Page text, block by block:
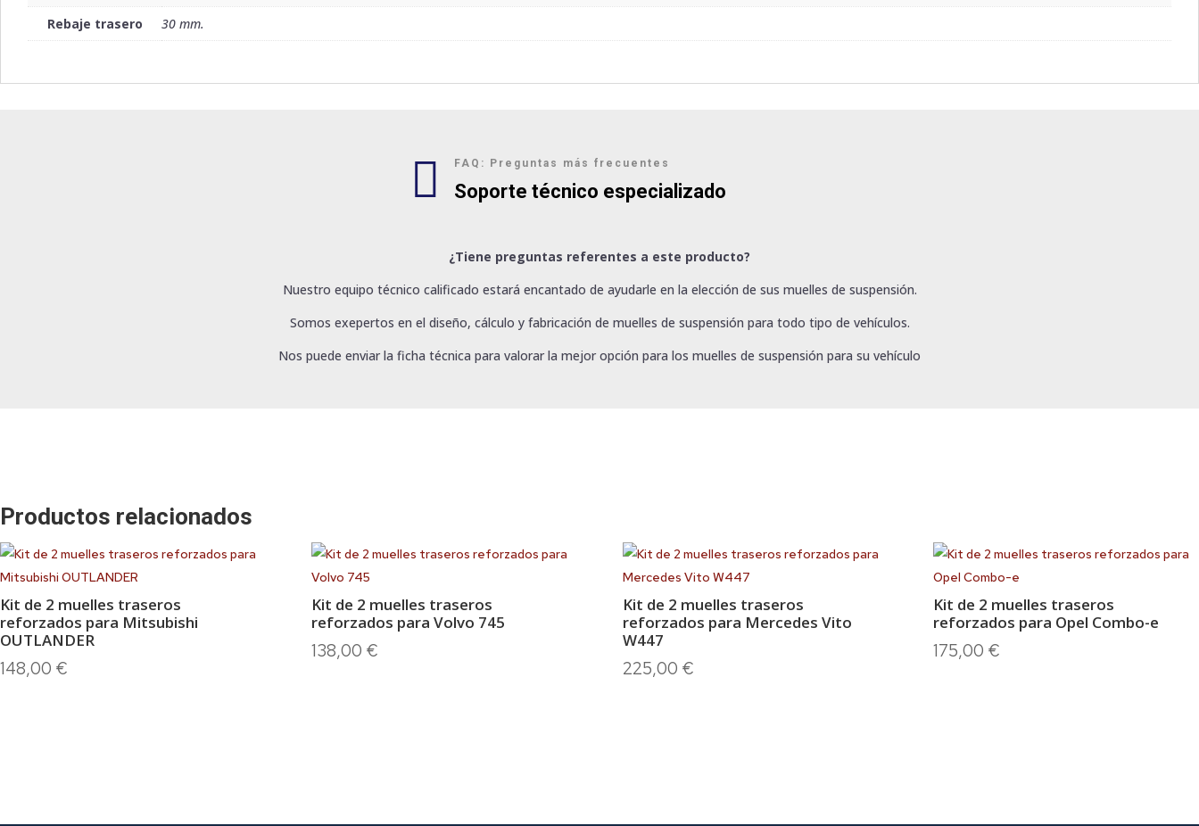
Rebaje trasero
30 mm.
 FAQ: Preguntas más frecuentes
Soporte técnico especializado
¿Tiene preguntas referentes a este producto?
Nuestro equipo técnico calificado estará encantado de ayudarle en la elección de sus muelles de suspensión.
Somos exepertos en el diseño, cálculo y fabricación de muelles de suspensión para todo tipo de vehículos.
Nos puede enviar la ficha técnica para valorar la mejor opción para los muelles de suspensión para su vehículo
Productos relacionados
Kit de 2 muelles traseros
reforzados para Mitsubishi
OUTLANDER
148,00 €
Kit de 2 muelles traseros
reforzados para Volvo 745
138,00 €
Kit de 2 muelles traseros
reforzados para Mercedes Vito
W447
225,00 €
Kit de 2 muelles traseros
reforzados para Opel Combo-e
175,00 €